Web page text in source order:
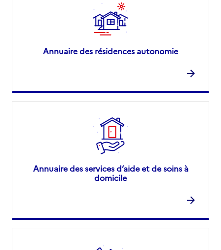
Annuaire des résidences autonomie
Annuaire des services d’aide et de soins à
domicile